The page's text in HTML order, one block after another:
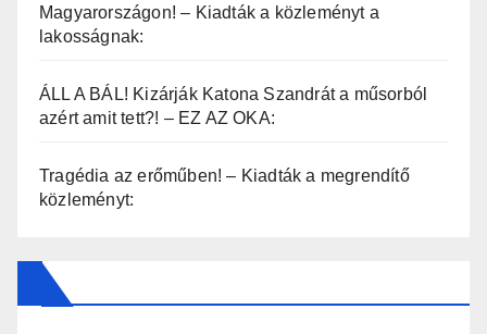
Magyarországon! – Kiadták a közleményt a
lakosságnak:
ÁLL A BÁL! Kizárják Katona Szandrát a műsorból
azért amit tett?! – EZ AZ OKA:
Tragédia az erőműben! – Kiadták a megrendítő
közleményt: